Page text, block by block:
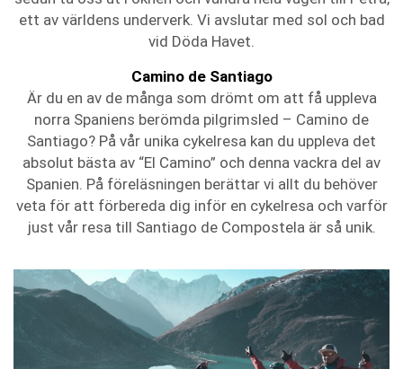
ett av världens underverk. Vi avslutar med sol och bad
vid Döda Havet.
Camino de Santiago
Är du en av de många som drömt om att få uppleva
norra Spaniens berömda pilgrimsled – Camino de
Santiago? På vår unika cykelresa kan du uppleva det
absolut bästa av “El Camino” och denna vackra del av
Spanien. På föreläsningen berättar vi allt du behöver
veta för att förbereda dig inför en cykelresa och varför
just vår resa till Santiago de Compostela är så unik.